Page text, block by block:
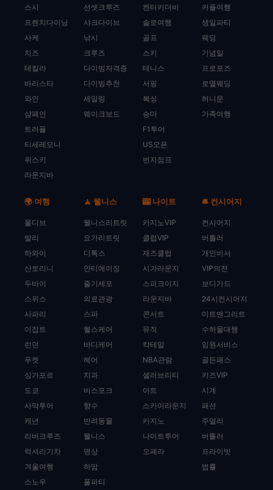
스시
프렌치다이닝
사케
치즈
테킬라
바리스타
와인
샴페인
트러플
티세레모니
위스키
라운지바
선셋크루즈
샤크다이브
낚시
크루즈
다이빙자격증
다이빙추천
세일링
웨이크보드
켄터키더비
솔로여행
골프
스키
테니스
서핑
복싱
승마
F1투어
US오픈
번지점프
커플여행
생일파티
웨딩
기념일
프로포즈
로열웨딩
허니문
가족여행
🌍 여행
몰디브
발리
하와이
산토리니
두바이
스위스
사파리
이집트
런던
푸켓
싱가포르
도쿄
사막투어
캐년
리버크루즈
럭셔리기차
겨울여행
스노우
🧘 웰니스
웰니스리트릿
요가리트릿
디톡스
안티에이징
줄기세포
의료관광
스파
헬스케어
바디케어
헤어
치과
비스포크
향수
반려동물
웰니스
명상
하맘
풀파티
🎰 나이트
카지노VIP
클럽VIP
재즈클럽
시가라운지
스피크이지
라운지바
콘서트
뮤직
칵테일
NBA관람
셀러브리티
아트
스카이라운지
카지노
나이트투어
오페라
🛎️ 컨시어지
컨시어지
버틀러
개인비서
VIP의전
보디가드
24시컨시어지
미트앤그리트
수하물대행
임원서비스
골든패스
키즈VIP
시계
패션
주얼리
버틀러
프라이빗
법률